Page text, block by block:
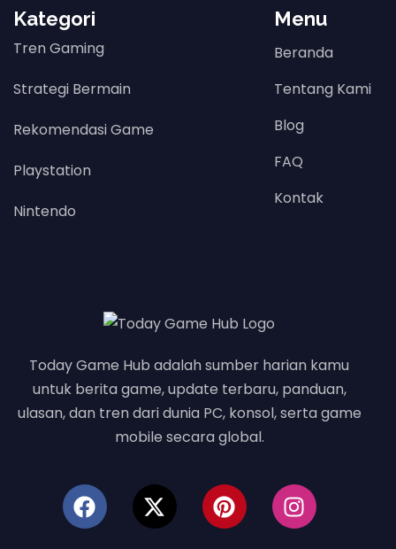
Today Game Hub adalah sumber harian kamu
untuk berita game, update terbaru, panduan,
ulasan, dan tren dari dunia PC, konsol, serta game
mobile secara global.
Kategori
Tren Gaming
Strategi Bermain
Rekomendasi Game
Playstation
Nintendo
Menu
Beranda
Tentang Kami
Blog
FAQ
Kontak